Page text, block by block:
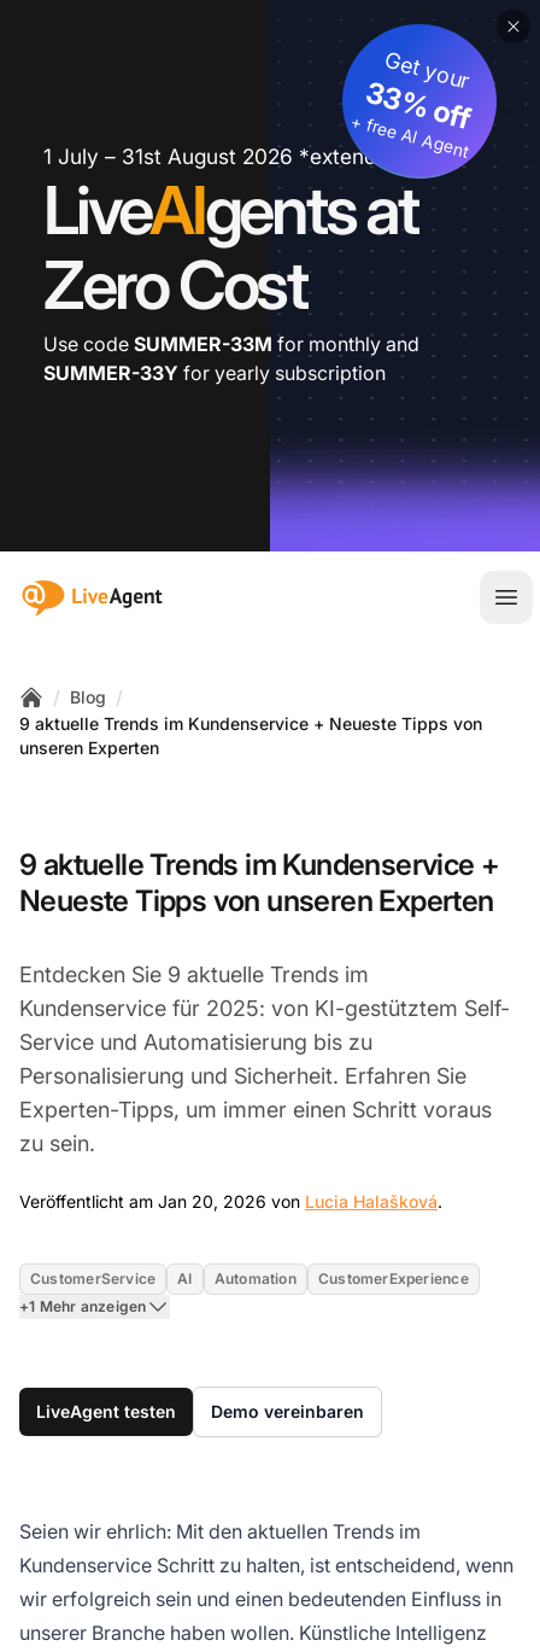
1 July – 31st August 2026 *extended
LiveAIgents at
Zero Cost
Get your
33% off
+ free AI Agent
Use code SUMMER-33M for monthly and
SUMMER-33Y for yearly subscription
:site.title
Home
/ Blog /
9 aktuelle Trends im Kundenservice + Neueste Tipps von
unseren Experten
9 aktuelle Trends im Kundenservice +
Neueste Tipps von unseren Experten
Entdecken Sie 9 aktuelle Trends im
Kundenservice für 2025: von KI-gestütztem Self-
Service und Automatisierung bis zu
Personalisierung und Sicherheit. Erfahren Sie
Experten-Tipps, um immer einen Schritt voraus
zu sein.
Veröffentlicht am Jan 20, 2026 von Lucia Halašková.
CustomerService AI Automation
CustomerExperience
+1 Mehr anzeigen
LiveAgent testen Demo vereinbaren
Seien wir ehrlich: Mit den aktuellen Trends im
Kundenservice Schritt zu halten, ist entscheidend, wenn
wir erfolgreich sein und einen bedeutenden Einfluss in
unserer Branche haben wollen. Künstliche Intelligenz